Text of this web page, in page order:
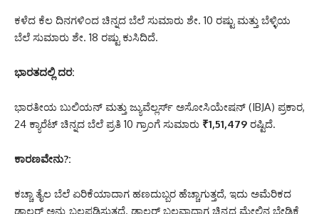
ಕಳೆದ ಕೆಲ ದಿನಗಳಿಂದ ಚಿನ್ನದ ಬೆಲೆ ಸುಮಾರು ಶೇ. 10 ರಷ್ಟು ಮತ್ತು ಬೆಳ್ಳಿಯ
ಬೆಲೆ ಸುಮಾರು ಶೇ. 18 ರಷ್ಟು ಕುಸಿದಿದೆ.
ಭಾರತದಲ್ಲಿ ದರ:
ಭಾರತೀಯ ಬುಲಿಯನ್ ಮತ್ತು ಜ್ಯುವೆಲ್ಲರ್ಸ್ ಅಸೋಸಿಯೇಷನ್ (IBJA) ಪ್ರಕಾರ,
24 ಕ್ಯಾರೆಟ್ ಚಿನ್ನದ ಬೆಲೆ ಪ್ರತಿ 10 ಗ್ರಾಂಗೆ ಸುಮಾರು ₹1,51,479 ರಷ್ಟಿದೆ.
ಕಾರಣವೇನು?:
ಕಚ್ಚಾ ತೈಲ ಬೆಲೆ ಏರಿಕೆಯಾದಾಗ ಹಣದುಬ್ಬರ ಹೆಚ್ಚಾಗುತ್ತದೆ, ಇದು ಅಮೆರಿಕದ
ಡಾಲರ್ ಅನ್ನು ಬಲಪಡಿಸುತ್ತದೆ. ಡಾಲರ್ ಬಲವಾದಾಗ ಚಿನ್ನದ ಮೇಲಿನ ಬೇಡಿಕೆ